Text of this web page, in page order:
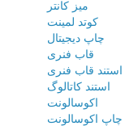
میز کانتر
کوتد لمینت
چاپ دیجیتال
قاب فنری
استند قاب فنری
استند کاتالوگ
اکوسالونت
چاپ اکوسالونت